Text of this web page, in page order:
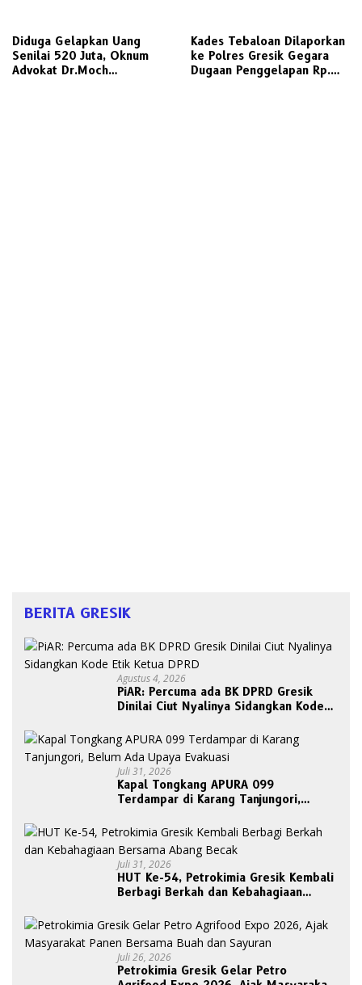
Diduga Gelapkan Uang
Senilai 520 Juta, Oknum
Advokat Dr.Moch
Kades Tebaloan Dilaporkan
ke Polres Gresik Gegara
Dugaan Penggelapan Rp.
BERITA GRESIK
Agustus 4, 2026
PiAR: Percuma ada BK DPRD Gresik
Dinilai Ciut Nyalinya Sidangkan Kode
Juli 31, 2026
Kapal Tongkang APURA 099
Terdampar di Karang Tanjungori,
Juli 31, 2026
HUT Ke-54, Petrokimia Gresik Kembali
Berbagi Berkah dan Kebahagiaan
Juli 26, 2026
Petrokimia Gresik Gelar Petro